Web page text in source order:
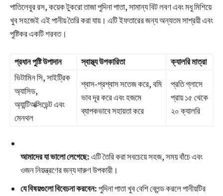
পাতিলেবুর রস, কয়েক টুকরো তাজা পুদিনা পাতা, সামান্য বিট লবণ এবং মধু মিশিয়ে
খুব সহজেই এই পানীয় তৈরি করা যায়। এটি ইফতারের জন্য অন্যতম সাশ্রয়ী এবং
পুষ্টিকর একটি শরবত।
প্রধান পুষ্টি উপাদান স্বাস্থ্য উপকারিতা
ক্যালরি মাত্রা
ভিটামিন সি, সাইট্রিক
অ্যাসিড,
অ্যান্টিঅক্সিডেন্ট এবং
মেনথল
শ্বাস-প্রশ্বাস সতেজ করে, বমি
ভাব দূর করে এবং হজমে
ব্যাপকভাবে সহায়তা করে
প্রতি গ্লাসে
প্রায় ১৫ থেকে
২০ ক্যালরি
আমাদের যা ভালো লেগেছে:এটি তৈরি করা সবচেয়ে সহজ, সময় বাঁচে এবং
ওজন নিয়ন্ত্রণের জন্য দারুণ উপকারী।
যে বিষয়গুলো বিবেচনা করবেন:পুদিনা পাতা খুব বেশি ব্লেন্ড করলে পানীয়টির